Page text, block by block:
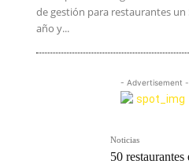
de gestión para restaurantes un
año y...
- Advertisement -
Noticias
50